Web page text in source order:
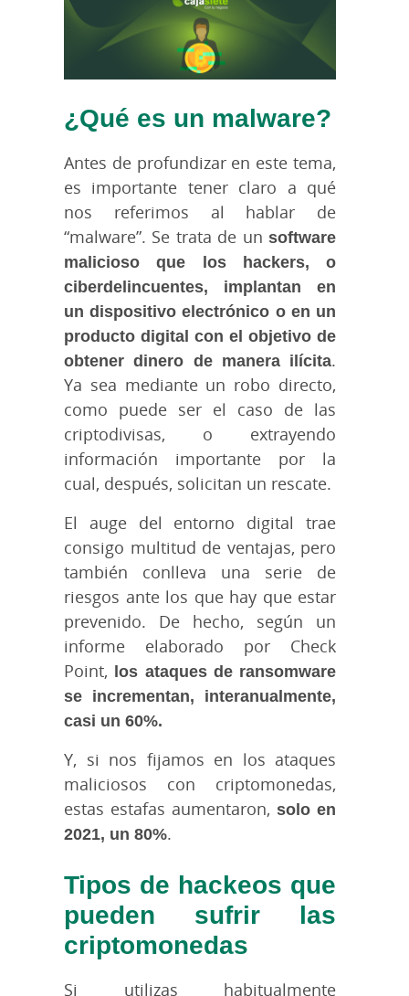
¿Qué es un malware?
Antes de profundizar en este tema,
es importante tener claro a qué
nos referimos al hablar de
“malware”. Se trata de un software
malicioso que los hackers, o
ciberdelincuentes, implantan en
un dispositivo electrónico o en un
producto digital con el objetivo de
obtener dinero de manera ilícita.
Ya sea mediante un robo directo,
como puede ser el caso de las
criptodivisas, o extrayendo
información importante por la
cual, después, solicitan un rescate.
El auge del entorno digital trae
consigo multitud de ventajas, pero
también conlleva una serie de
riesgos ante los que hay que estar
prevenido. De hecho, según un
informe elaborado por Check
Point, los ataques de ransomware
se incrementan, interanualmente,
casi un 60%.
Y, si nos fijamos en los ataques
maliciosos con criptomonedas,
estas estafas aumentaron, solo en
2021, un 80%.
Tipos de hackeos que
pueden sufrir las
criptomonedas
Si utilizas habitualmente